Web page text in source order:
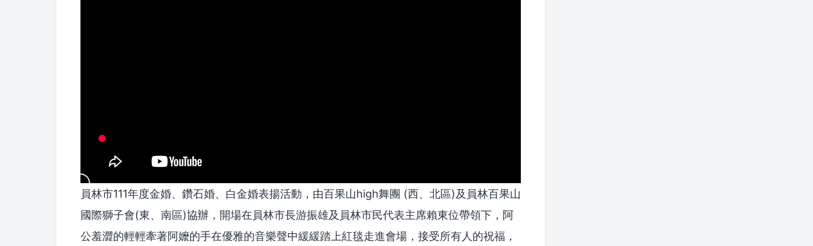
員林市111年度金婚、鑽石婚、白金婚表揚活動，由百果山high舞團 (西、北區)及員林百果山
國際獅子會(東、南區)協辦，開場在員林市長游振雄及員林市民代表主席賴東位帶領下，阿
公羞澀的輕輕牽著阿嬤的手在優雅的音樂聲中緩緩踏上紅毯走進會場，接受所有人的祝福，